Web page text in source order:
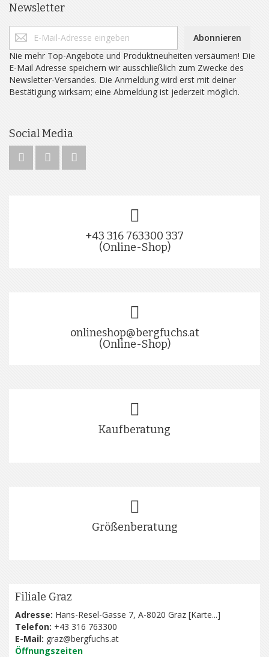
Newsletter
Abonnieren
Nie mehr Top-Angebote und Produktneuheiten versäumen! Die
E-Mail Adresse speichern wir ausschließlich zum Zwecke des
Newsletter-Versandes. Die Anmeldung wird erst mit deiner
Bestätigung wirksam; eine Abmeldung ist jederzeit möglich.
Social Media
+43 316 763300 337
(Online-Shop)
onlineshop@bergfuchs.at
(Online-Shop)
Kaufberatung
Größenberatung
Filiale Graz
Adresse: Hans-Resel-Gasse 7, A-8020 Graz [Karte...]
Telefon: +43 316 763300
E-Mail: graz@bergfuchs.at
Öffnungszeiten